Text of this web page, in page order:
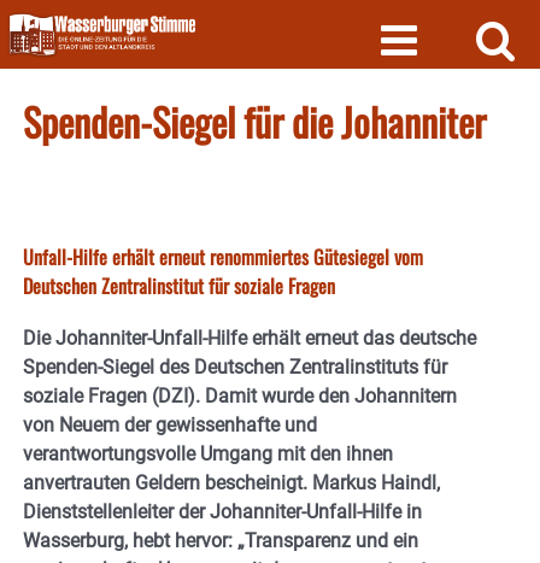
Skip
to
content
Spenden-Siegel für die Johanniter
Unfall-Hilfe erhält erneut renommiertes Gütesiegel vom
Deutschen Zentralinstitut für soziale Fragen
Die Johanniter-Unfall-Hilfe erhält erneut das deutsche
Spenden-Siegel des Deutschen Zentralinstituts für
soziale Fragen (DZI). Damit wurde den Johannitern
von Neuem der gewissenhafte und
verantwortungsvolle Umgang mit den ihnen
anvertrauten Geldern bescheinigt. Markus Haindl,
Dienststellenleiter der Johanniter-Unfall-Hilfe in
Wasserburg, hebt hervor: „Transparenz und ein